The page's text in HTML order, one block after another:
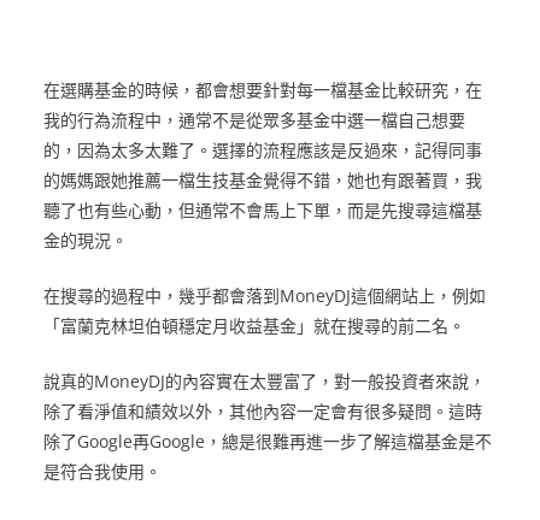
在選購基金的時候，都會想要針對每一檔基金比較研究，在
我的行為流程中，通常不是從眾多基金中選一檔自己想要
的，因為太多太難了。選擇的流程應該是反過來，記得同事
的媽媽跟她推薦一檔生技基金覺得不錯，她也有跟著買，我
聽了也有些心動，但通常不會馬上下單，而是先搜尋這檔基
金的現況。
在搜尋的過程中，幾乎都會落到MoneyDJ這個網站上，例如
「富蘭克林坦伯頓穩定月收益基金」就在搜尋的前二名。
說真的MoneyDJ的內容實在太豐富了，對一般投資者來說，
除了看淨值和績效以外，其他內容一定會有很多疑問。這時
除了Google再Google，總是很難再進一步了解這檔基金是不
是符合我使用。